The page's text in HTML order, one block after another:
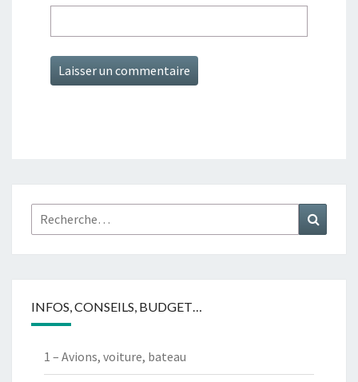
Rechercher :
INFOS, CONSEILS, BUDGET…
1 – Avions, voiture, bateau